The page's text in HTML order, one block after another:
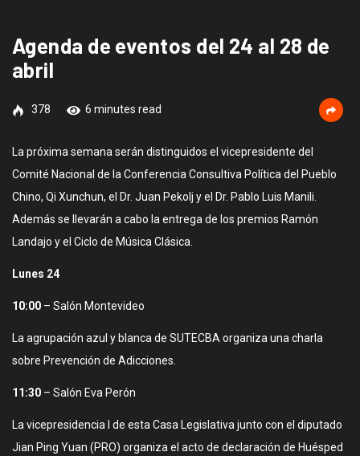
Agenda de eventos del 24 al 28 de
abril
378 6 minutes read
La próxima semana serán distinguidos el vicepresidente del
Comité Nacional de la Conferencia Consultiva Política del Pueblo
Chino, Qi Xunchun, el Dr. Juan Pekolj y el Dr. Pablo Luis Manili.
Además se llevarán a cabo la entrega de los premios Ramón
Landajo y el Ciclo de Música Clásica.
Lunes 24
10:00 – Salón Montevideo
La agrupación azul y blanca de SUTECBA organiza una charla
sobre Prevención de Adicciones.
11:30 – Salón Eva Perón
La vicepresidencia I de esta Casa Legislativa junto con el diputado
Jian Ping Yuan (PRO) organiza el acto de declaración de Huésped